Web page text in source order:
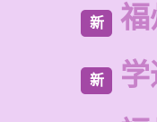
新 福
新